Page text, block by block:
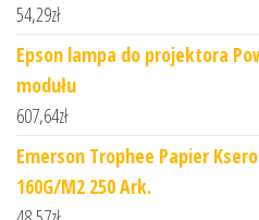
54,29zł
Epson lampa do projektora
modułu
607,64zł
Emerson Trophee Papier
160G/M2 250 Ark.